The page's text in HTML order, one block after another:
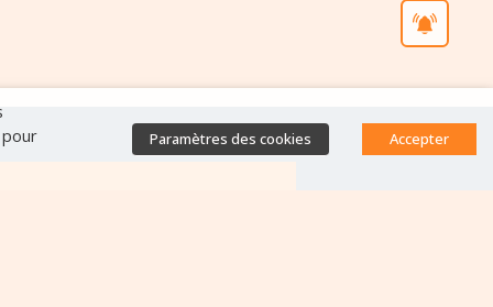
pour
Paramètres des cookies Accepter